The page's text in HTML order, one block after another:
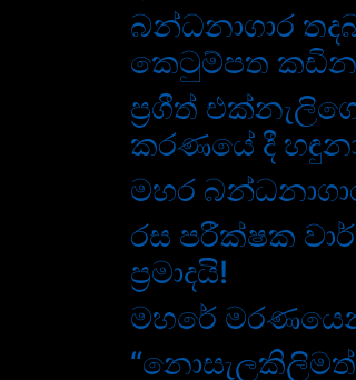
බන්ධනාගාර
කෙටුම්පත
ප්‍රගීත්
ක­ර­ණ­යේ දී
මහර
රස පරීක්ෂක
ප්‍රමාදයි!
මහරේ